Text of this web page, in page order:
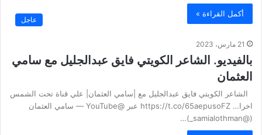
أكمل القراءة »
عاجل
21 مارس، 2023
بالفيديو. الشاعر الكويتي فايق عبدالجليل مع سامي
العثمان
الشاعر الكويتي فايق عبدالجليل مع |سامي العثمان| علي قناة تحت الشمس
اخرا… https://t.co/65aepusoFZ عبر @YouTube — سامي العثمان
(@samialothman_)…